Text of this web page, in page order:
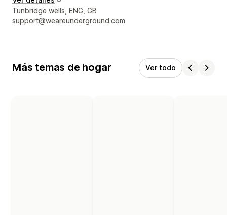
Detalles de contacto del diseñador
Tunbridge wells, ENG, GB
support@weareunderground.com
Más temas de hogar Ver todo